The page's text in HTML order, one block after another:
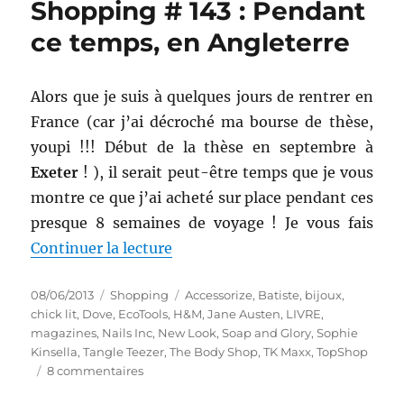
:
cheveux
en
juin
!
Teezer
–
Europe)
Shopping # 143 : Pendant
ce temps, en Angleterre
Alors que je suis à quelques jours de rentrer en
France (car j’ai décroché ma bourse de thèse,
youpi !!! Début de la thèse en septembre à
Exeter ! ), il serait peut-être temps que je vous
montre ce que j’ai acheté sur place pendant ces
presque 8 semaines de voyage ! Je vous fais
Continuer la lecture
Publié
le
08/06/2013 Catégories
Shopping Étiquettes
Accessorize, Batiste, bijoux,
chick lit, Dove, EcoTools, H&M,Jane Austen, LIVRE,
magazines, Nails Inc, New Look,Soap and Glory,Sophie
Kinsella,Tangle Teezer,The Body Shop,TK Maxx,TopShop
8 commentairessur